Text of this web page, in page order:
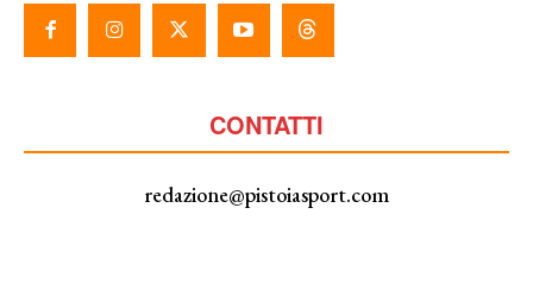
CONTATTI
redazione@pistoiasport.com